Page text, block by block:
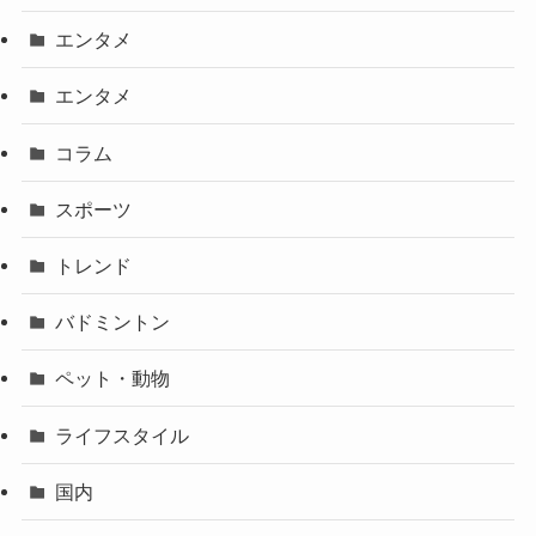
エンタメ
エンタメ
コラム
スポーツ
トレンド
バドミントン
ペット・動物
ライフスタイル
国内